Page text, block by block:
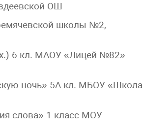
ОШ
школы №2,
6 кл. МАОУ «Лицей №82»
ночь» 5А кл. МБОУ «Школа
слова» 1 класс МОУ